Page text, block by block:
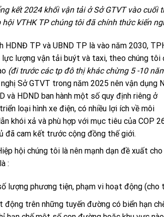
kết 2024 khối vận tải ở Sở GTVT vào cuối
VTHK TP chúng tôi đã chính thức kiến
HDNĐ TP và UBND TP là vào năm 2030,
lực lượng vận tải buýt và taxi, theo chúng tôi
(đi trước các tp đô thị khác chừng 5 -10
Sở GTVT trong năm 2025 nên vận dụng
và HDND ban hành một số quy định riêng ở
loại hình xe điện, có nhiều lợi ích về môi
khói xả và phù hợp với mục tiêu của COP
đã cam kết trước cộng đồng thế giới.
hội chúng tôi là nên mạnh dạn đề xuất
:
lượng phương tiện, phạm vi hoạt động
động trên những tuyến đường có biển hạn